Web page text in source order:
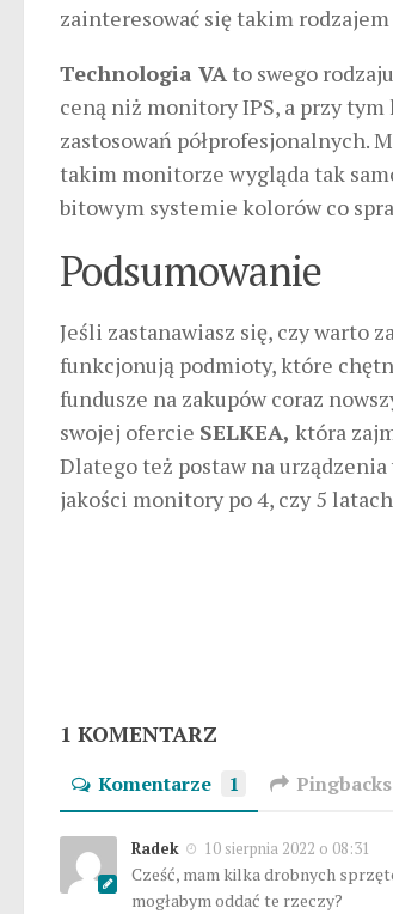
zainteresować się takim
Technologia VAto swego
ceną niż monitory IPS, a przy tym
zastosowań półprofesjonalnych.
takim monitorze wygląda tak
bitowym systemie kolorów co
Podsumowanie
Jeśli zastanawiasz się, czy warto
funkcjonują podmioty, które
fundusze na zakupów coraz
swojej ofercie SELKEA, która
Dlatego też postaw na
jakości monitory po 4, czy 5
1 KOMENTARZ
Komentarze 1 Pingbacks
Radek 10 sierpnia 2022 o 08:31
Cześć, mam kilka drobnych
mogłabym oddać te rzeczy?